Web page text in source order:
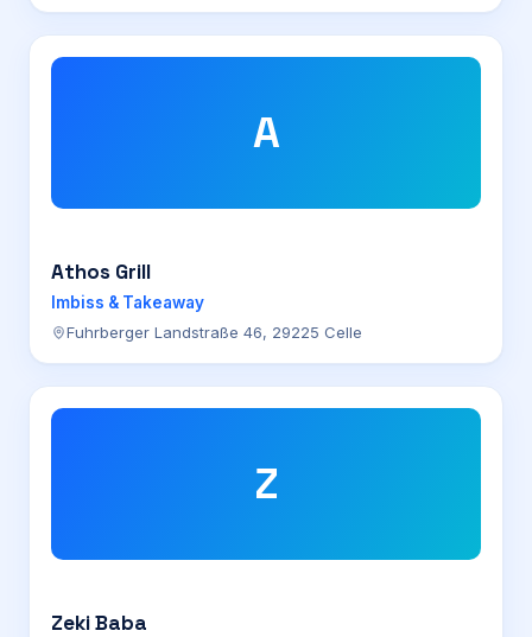
A
Athos Grill
Imbiss & Takeaway
Fuhrberger Landstraße 46, 29225 Celle
Z
Zeki Baba